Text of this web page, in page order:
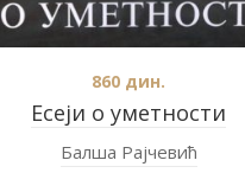
Есеји о уметности
860 дин.
Балша Рајчевић